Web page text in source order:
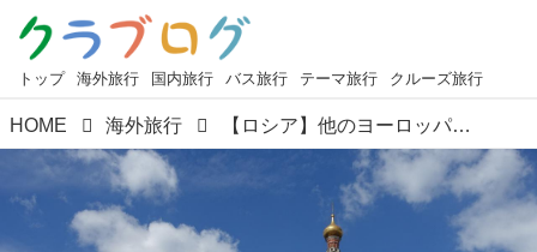
トップ 海外旅行 国内旅行 バス旅行 テーマ旅行 クルーズ旅行
HOME 海外旅行 【ロシア】他のヨーロッパ諸国とは一味違う！ロシア旅行の基本情報